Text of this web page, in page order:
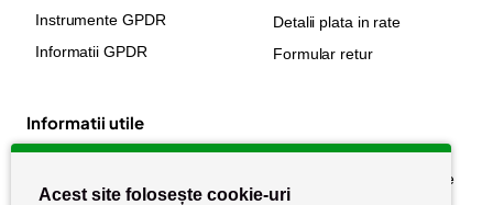
Instrumente GPDR
Informatii GPDR
Detalii plata in rate
Formular retur
Informatii utile
Politica de confidențialitate
Acest site folosește cookie-uri